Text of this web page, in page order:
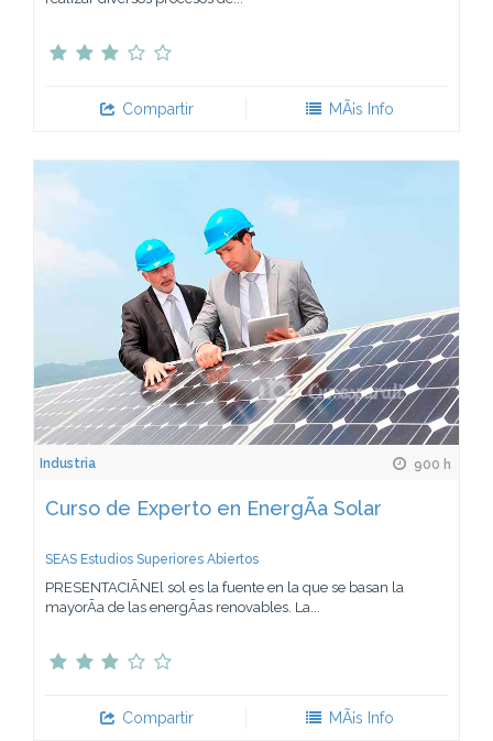
Compartir MÃ¡s Info
Industria 900 h
Curso de Experto en EnergÃ­a Solar
SEAS Estudios Superiores Abiertos
PRESENTACIÃNEl sol es la fuente en la que se basan la
mayorÃ­a de las energÃ­as renovables. La...
Compartir MÃ¡s Info